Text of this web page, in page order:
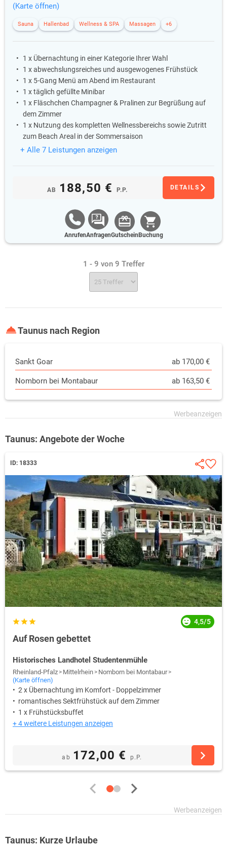
(Karte öffnen)
Sauna Hallenbad Wellness & SPA Massagen +6
1 x Übernachtung in einer Kategorie Ihrer Wahl
1 x abwechslungsreiches und ausgewogenes Frühstück
1 x 5-Gang Menü am Abend im Restaurant
1 x täglich gefüllte Minibar
1 x Fläschchen Champagner & Pralinen zur Begrüßung auf
dem Zimmer
1 x Nutzung des kompletten Wellnessbereichs sowie Zutritt
zum Beach Areal in der Sommersaison
+ Alle 7 Leistungen anzeigen
AB 188,50 € P.P. DETAILS
AnrufenAnfragenGutschein Buchung
1 - 9 von 9 Treffer
Taunus nach Region
Sankt Goar ab 170,00 €
Nomborn bei Montabaur ab 163,50 €
Taunus: Angebote der Woche
ID: 18333
4,5/5
Auf Rosen gebettet
Historisches Landhotel Studentenmühle
Rheinland-Pfalz Mittelrhein
Nomborn bei Montabaur
(Karte öffnen)
2 x Übernachtung im Komfort - Doppelzimmer
romantisches Sektfrühstück auf dem Zimmer
1 x Frühstücksbuffet
+ 4 weitere Leistungen anzeigen
ab 172,00 € p.P.
Taunus: Kurze Urlaube